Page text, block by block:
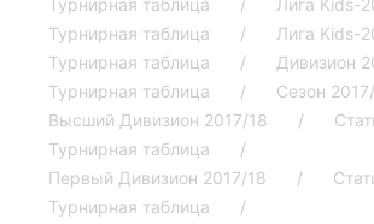
Турнирная таблица
Лига Kids-
Турнирная таблица
Лига Kids-
Турнирная таблица
Дивизион
Турнирная таблица
Сезон
Высший Дивизион 2017/18
Турнирная таблица
Первый Дивизион 2017/18
Турнирная таблица